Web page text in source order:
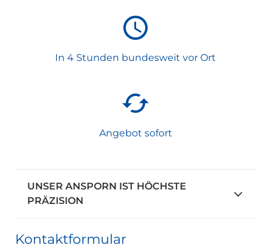
In 4 Stunden bundesweit vor Ort
Angebot sofort
UNSER ANSPORN IST HÖCHSTE
PRÄZISION
Kontaktformular